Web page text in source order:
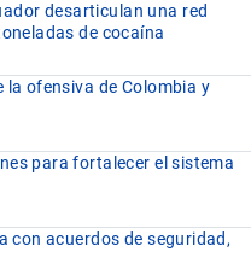
desarticulan una red
de cocaína
la ofensiva de Colombia y
para fortalecer el sistema
con acuerdos de seguridad,